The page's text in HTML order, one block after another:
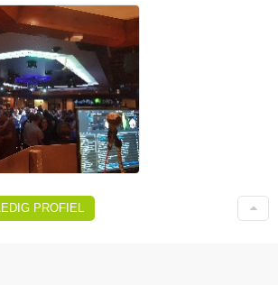
PROFIEL